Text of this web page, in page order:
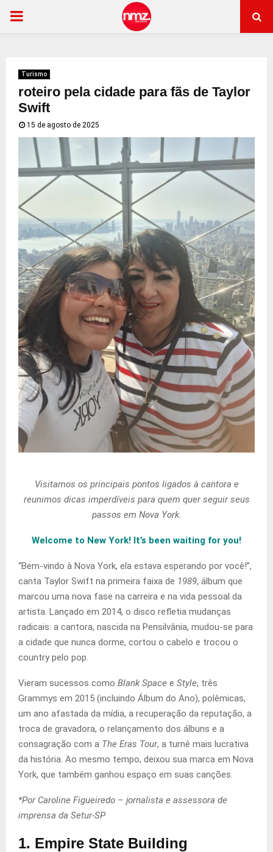
PRIMARY
Turismo
roteiro pela cidade para fãs de Taylor
Swift
15 de agosto de 2025
Visitamos os principais pontos ligados à cantora e
reunimos dicas imperdíveis para quem quer seguir seus
passos em Nova York.
Welcome to New York! It’s been waiting for you!
“Bem-vindo à Nova York, ela estava esperando por você!”,
canta Taylor Swift na primeira faixa de 1989, álbum que
marcou uma nova fase na carreira e na vida pessoal da
artista. Lançado em 2014, o disco refletia mudanças
radicais: a cantora, nascida na Pensilvânia, mudou-se para
a cidade que nunca dorme, cortou o cabelo e trocou o
country pelo pop.
Vieram sucessos como Blank Space e Style, três
Grammys em 2015 (incluindo Álbum do Ano), polêmicas,
um ano afastada da mídia, a recuperação da reputação, a
troca de gravadora, o relançamento dos álbuns e a
consagração com a The Eras Tour, a turnê mais lucrativa
da história. Ao mesmo tempo, deixou sua marca em Nova
York, que também ganhou espaço em suas canções.
*Por Caroline Figueiredo – jornalista e assessora de
imprensa da Setur-SP
1. Empire State Building